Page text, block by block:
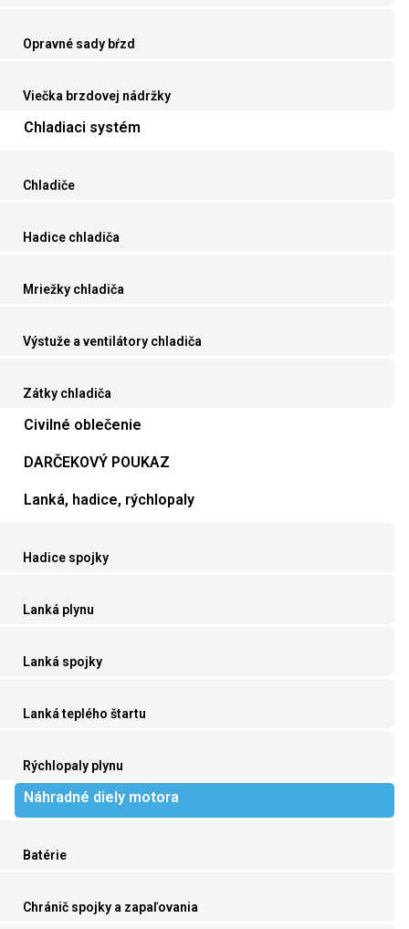
Opravné sady bŕzd
Viečka brzdovej nádržky
Chladiaci systém
Chladiče
Hadice chladiča
Mriežky chladiča
Výstuže a ventilátory chladiča
Zátky chladiča
Civilné oblečenie
DARČEKOVÝ POUKAZ
Lanká, hadice, rýchlopaly
Hadice spojky
Lanká plynu
Lanká spojky
Lanká teplého štartu
Rýchlopaly plynu
Náhradné diely motora
Batérie
Chránič spojky a zapaľovania